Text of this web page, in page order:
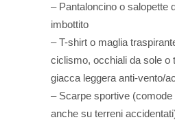
– Pantaloncino o salopette
imbottito
– T-shirt o maglia
ciclismo, occhiali da sole o
giacca leggera anti-vento/
– Scarpe sportive
anche su terreni